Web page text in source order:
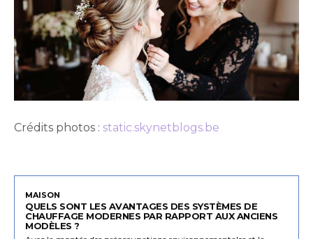
Crédits photos : static.skynetblogs.be
MAISON
QUELS SONT LES AVANTAGES DES SYSTÈMES DE
CHAUFFAGE MODERNES PAR RAPPORT AUX ANCIENS
MODÈLES ?